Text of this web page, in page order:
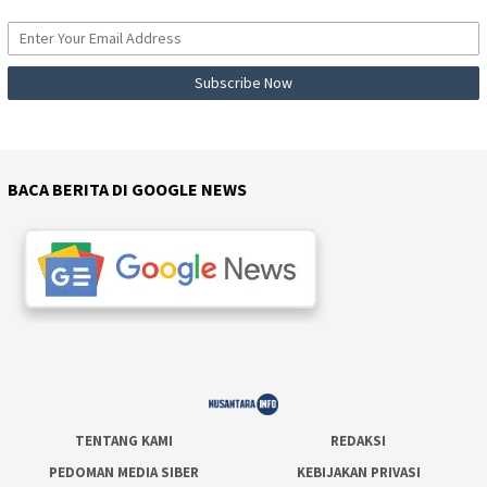
BACA BERITA DI GOOGLE NEWS
TENTANG KAMI
REDAKSI
PEDOMAN MEDIA SIBER
KEBIJAKAN PRIVASI